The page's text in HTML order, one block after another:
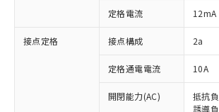
定格電流 12mA
接点定格 接点構成 2a
定格通電電流 10A
開閉能力(AC)
抵抗
誘導
ご利用条件
対応済み：EU RoHS指令（10
非含有に対応した製品が提供可能
す。
対応予定：EU RoHS指令（10物
有に対応した製品に切り替える予
対応予定なし：EU RoHS指令（